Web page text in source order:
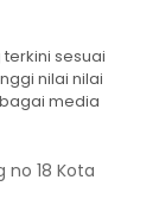
sesuai
nilai nilai
media
no 18 Kota